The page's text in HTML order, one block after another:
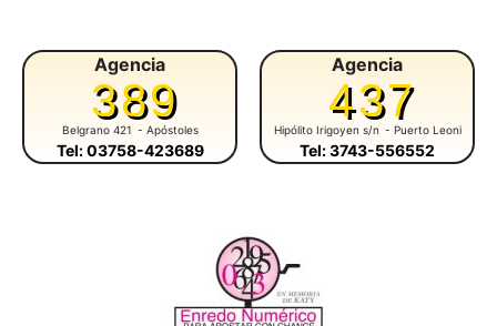
Agencia
389
Belgrano 421 - Apóstoles
Tel: 03758-423689
Agencia
437
Hipólito Irigoyen s/n - Puerto Leoni
Tel: 3743-556552